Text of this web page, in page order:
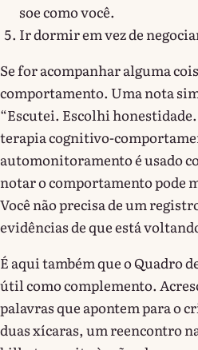
soe como você.
Ir dormir em vez de
Se for acompanhar alguma
comportamento. Uma nota
“Escutei. Escolhi
terapia cognitivo-
automonitoramento é usado
notar o comportamento pode
Você não precisa de um
evidências de que está
É aqui também que o Quadro
útil como complemento.
palavras que apontem para o
duas xícaras, um reencontro